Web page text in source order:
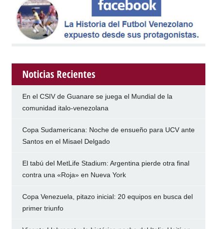
Noticias Recientes
En el CSIV de Guanare se juega el Mundial de la
comunidad italo-venezolana
Copa Sudamericana: Noche de ensueño para UCV ante
Santos en el Misael Delgado
El tabú del MetLife Stadium: Argentina pierde otra final
contra una «Roja» en Nueva York
Copa Venezuela, pitazo inicial: 20 equipos en busca del
primer triunfo